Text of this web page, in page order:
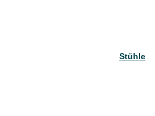
Stühle